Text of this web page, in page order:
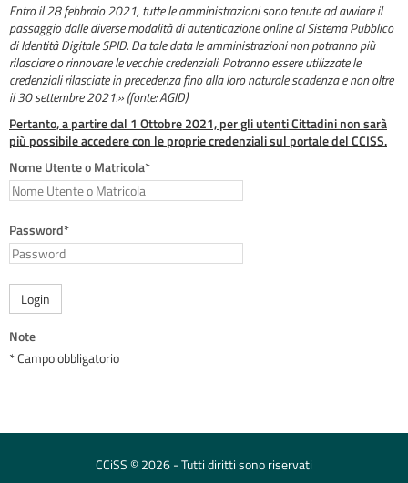
Entro il 28 febbraio 2021, tutte le amministrazioni sono tenute ad avviare il
passaggio dalle diverse modalità di autenticazione online al Sistema Pubblico
di Identità Digitale SPID. Da tale data le amministrazioni non potranno più
rilasciare o rinnovare le vecchie credenziali. Potranno essere utilizzate le
credenziali rilasciate in precedenza fino alla loro naturale scadenza e non oltre
il 30 settembre 2021.» (fonte: AGID)
Pertanto, a partire dal 1 Ottobre 2021, per gli utenti Cittadini non sarà
più possibile accedere con le proprie credenziali sul portale del CCISS.
Nome Utente o Matricola*
Password*
Login
Note
* Campo obbligatorio
CCiSS © 2026 - Tutti diritti sono riservati